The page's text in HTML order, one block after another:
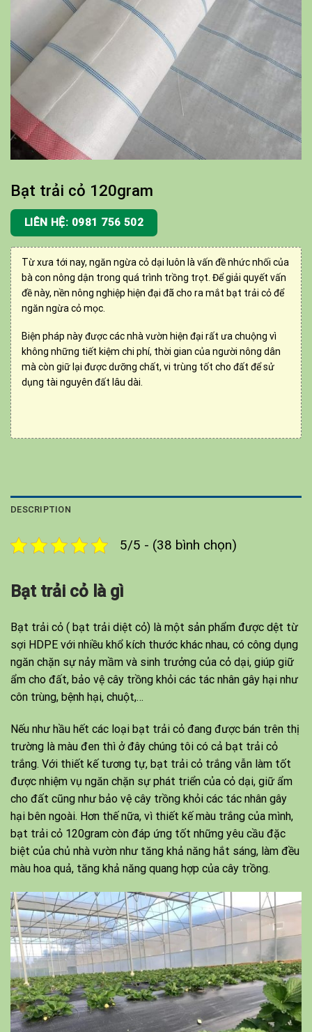
Bạt trải cỏ 120gram
LIÊN HỆ: 0981 756 502
Từ xưa tới nay, ngăn ngừa cỏ dại luôn là vấn đề nhức nhối của
bà con nông dận trong quá trình trồng trọt. Để giải quyết vấn
đề này, nền nông nghiệp hiện đại đã cho ra mắt bạt trải cỏ để
ngăn ngừa cỏ mọc.
Biện pháp này được các nhà vườn hiện đại rất ưa chuộng vì
không những tiết kiệm chi phí, thời gian của người nông dân
mà còn giữ lại được dưỡng chất, vi trùng tốt cho đất để sử
dụng tài nguyên đất lâu dài.
DESCRIPTION
5/5 - (38 bình chọn)
Bạt trải cỏ là gì
Bạt trải cỏ ( bạt trải diệt cỏ) là một sản phẩm được dệt từ
sợi HDPE với nhiều khổ kích thước khác nhau, có công dụng
ngăn chặn sự nảy mầm và sinh trưởng của cỏ dại, giúp giữ
ẩm cho đất, bảo vệ cây trồng khỏi các tác nhân gây hại như
côn trùng, bệnh hại, chuột,…
Nếu như hầu hết các loại bạt trải cỏ đang được bán trên thị
trường là màu đen thì ở đây chúng tôi có cả bạt trải cỏ
trắng. Với thiết kế tương tự, bạt trải cỏ trắng vẫn làm tốt
được nhiệm vụ ngăn chặn sự phát triển của cỏ dại, giữ ẩm
cho đất cũng như bảo vệ cây trồng khỏi các tác nhân gây
hại bên ngoài. Hơn thế nữa, vì thiết kế màu trắng của mình,
bạt trải cỏ 120gram còn đáp ứng tốt những yêu cầu đặc
biệt của chủ nhà vườn như tăng khả năng hắt sáng, làm đều
màu hoa quả, tăng khả năng quang hợp của cây trồng.